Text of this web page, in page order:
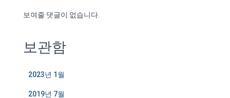
보여줄 댓글이 없습니다.
보관함
2023년 1월
2019년 7월